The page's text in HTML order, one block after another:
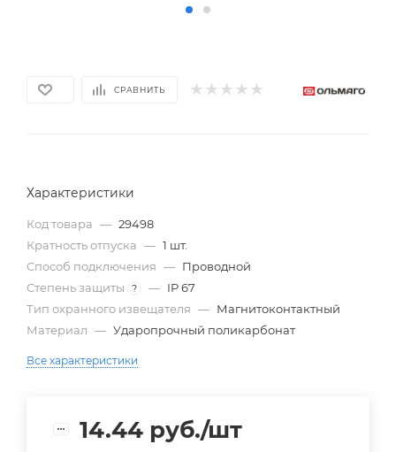
СРАВНИТЬ
Характеристики
Код товара — 29498
Кратность отпуска — 1 шт.
Способ подключения — Проводной
Степень защиты
? — IP 67
Тип охранного извещателя — Магнитоконтактный
Материал — Ударопрочный поликарбонат
Все характеристики
14.44 руб./шт